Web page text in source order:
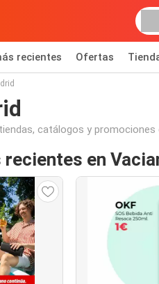
recientes Ofertas
catálogos y promociones
en